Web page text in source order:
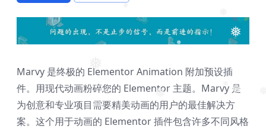
❅
❅
❅
❅
❅
❅
❅
❅
Marvy 是终极的 Elementor Animation 附加预设插
件。用现代动画粉碎您的 Elementor 主题。Marvy 是
为创意和专业项目需要精美动画的用户的最佳解决方
案。这个用于动画的 Elementor 插件包含许多不同风格